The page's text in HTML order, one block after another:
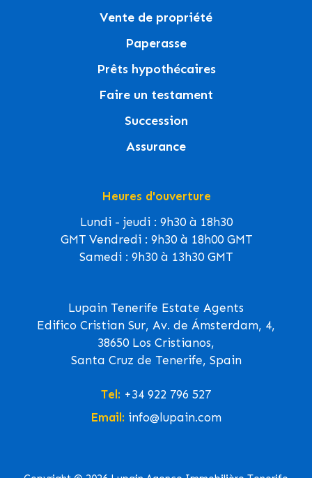
Vente de propriété
Paperasse
Prêts hypothécaires
Faire un testament
Succession
Assurance
Heures d'ouverture
Lundi - jeudi : 9h30 à 18h30
GMT Vendredi : 9h30 à 18h00 GMT
Samedi : 9h30 à 13h30 GMT
Lupain Tenerife Estate Agents
Edifico Cristian Sur, Av. de Ámsterdam, 4,
38650 Los Cristianos,
Santa Cruz de Tenerife, Spain
Tel: +34 922 796 527
Email: info@lupain.com